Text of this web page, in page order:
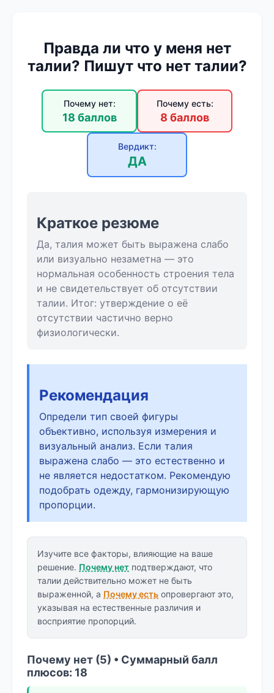
Правда ли что у меня нет
талии? Пишут что нет талии?
Почему нет:
18 баллов
Почему есть:
8 баллов
Вердикт:
ДА
Краткое резюме
Да, талия может быть выражена слабо
или визуально незаметна — это
нормальная особенность строения тела
и не свидетельствует об отсутствии
талии. Итог: утверждение о её
отсутствии частично верно
физиологически.
Рекомендация
Определи тип своей фигуры
объективно, используя измерения и
визуальный анализ. Если талия
выражена слабо — это естественно и
не является недостатком. Рекомендую
подобрать одежду, гармонизирующую
пропорции.
Изучите все факторы, влияющие на ваше
решение. Почему нет подтверждают, что
талии действительно может не быть
выраженной, а Почему есть опровергают это,
указывая на естественные различия и
восприятие пропорций.
Почему нет (5) • Суммарный балл
плюсов: 18